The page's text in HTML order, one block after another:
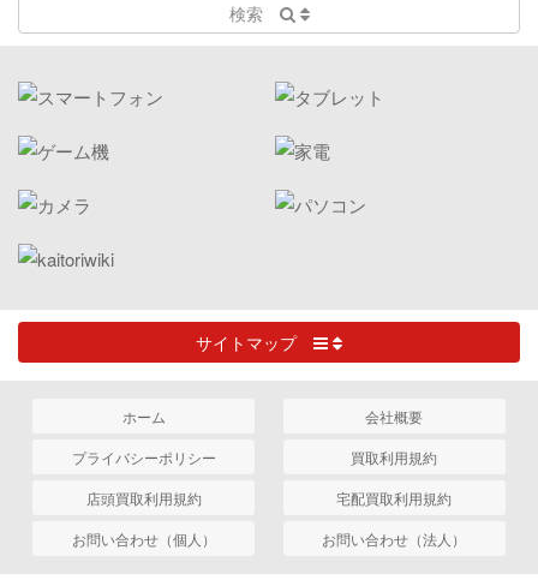
検索
サイトマップ
ホーム
会社概要
プライバシーポリシー
買取利用規約
店頭買取利用規約
宅配買取利用規約
お問い合わせ（個人）
お問い合わせ（法人）